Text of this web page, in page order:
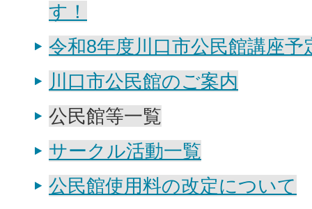
す！
令和8年度川口市公民館講座予
川口市公民館のご案内
公民館等一覧
サークル活動一覧
公民館使用料の改定について